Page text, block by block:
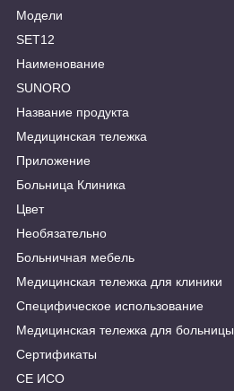
Модели
SET12
Наименование
SUNORO
Название продукта
Медицинская тележка
Приложение
Больница Клиника
Цвет
Необязательно
Больничная мебель
Медицинская тележка для клиники
Специфическое использование
Медицинская тележка для больницы
Сертификаты
СЕ ИСО